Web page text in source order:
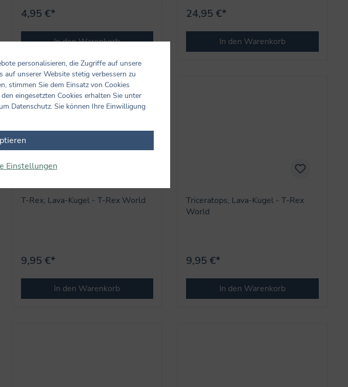
4,95 €*
In den Warenkorb
24,95 €*
In den Warenkorb
T-Rex, Lava-Kugel - T-Rex World
9,95 €*
In den Warenkorb
Triceratops, Lava-Kugel - T-Rex
World
9,95 €*
In den Warenkorb
personalisieren, die Zugriffe auf unsere
auf unserer Website stetig verbessern zu
stimmen Sie dem Einsatz von Cookies
eingesetzten Cookies erhalten Sie unter
Datenschutz. Sie können Ihre Einwilligung
Einstellungen